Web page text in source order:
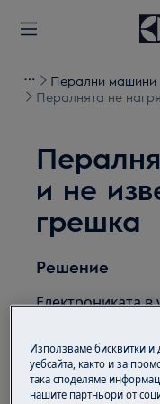
Перални машини
Пералнята не
и не
грешка
Решение
Електрониката
елемент и
Ако това не се
Използваме бисквитки и
уебсайта, както и за
така споделяме
нашите партньори от